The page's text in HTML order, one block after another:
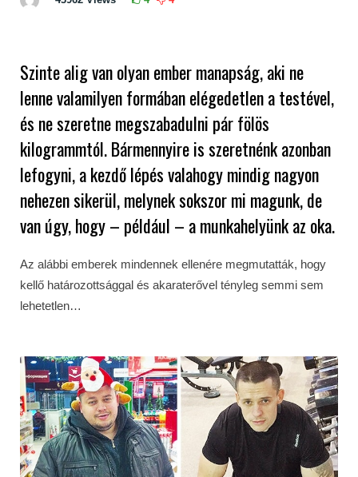
Szinte alig van olyan ember manapság, aki ne
lenne valamilyen formában elégedetlen a testével,
és ne szeretne megszabadulni pár fölös
kilogrammtól. Bármennyire is szeretnénk azonban
lefogyni, a kezdő lépés valahogy mindig nagyon
nehezen sikerül, melynek sokszor mi magunk, de
van úgy, hogy – például – a munkahelyünk az oka.
Az alábbi emberek mindennek ellenére megmutatták, hogy
kellő határozottsággal és akaraterővel tényleg semmi sem
lehetetlen…